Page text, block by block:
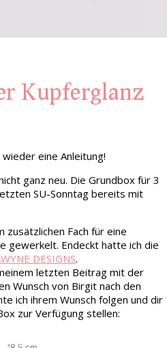
Kupferglanz
eine Anleitung!
ganz neu. Die Grundbox für 3
SU-Sonntag bereits mit
zusätzlichen Fach für eine
gewerkelt. Endeckt hatte ich die
DESIGNS.
letzten Beitrag mit der
Wunsch von Birgit nach den
ich ihrem Wunsch folgen und dir
zur Verfügung stellen: